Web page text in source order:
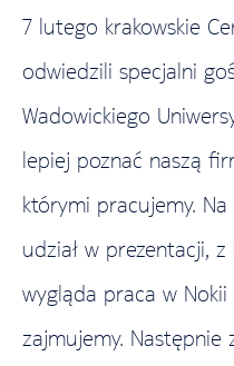
7 lutego krakowskie
odwiedzili specjalni
Wadowickiego
lepiej poznać naszą
którymi pracujemy.
udział w prezentacji,
wygląda praca w
zajmujemy. Następnie